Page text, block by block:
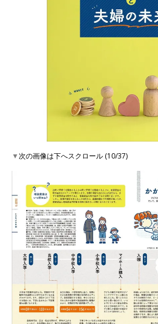
▼次の画像は下へスクロール (10/37)